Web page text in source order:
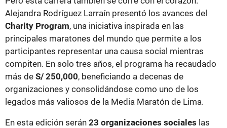
Alejandra Rodríguez Larraín presentó los avances del
Charity Program, una iniciativa inspirada en las
principales maratones del mundo que permite a los
participantes representar una causa social mientras
compiten. En solo tres años, el programa ha recaudado
más de S/ 250,000, beneficiando a decenas de
organizaciones y consolidándose como uno de los
legados más valiosos de la Media Maratón de Lima.
En esta edición serán 23 organizaciones sociales las